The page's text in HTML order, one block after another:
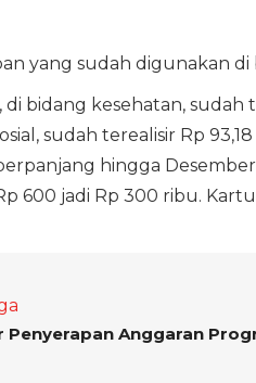
yang sudah digunakan
bidang kesehatan, sudah
sudah terealisir Rp
hingga
600 jadi Rp 300 ribu.
Penyerapan Anggaran